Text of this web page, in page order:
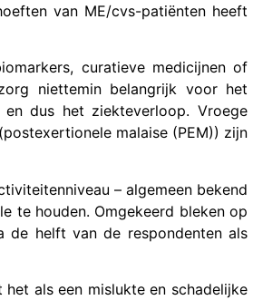
van ME/cvs-patiënten heeft
curatieve medicijnen of
niettemin belangrijk voor het
dus het ziekteverloop. Vroege
malaise (PEM)) zijn
– algemeen bekend
te houden. Omgekeerd bleken op
de helft van de respondenten als
als een mislukte en schadelijke